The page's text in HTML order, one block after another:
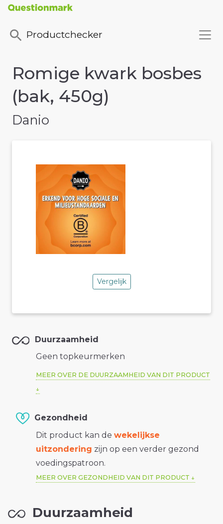
Productchecker
Romige kwark bosbes
(bak, 450g)
Danio
Vergelijk
Duurzaamheid
Geen topkeurmerken
MEER OVER DE DUURZAAMHEID VAN DIT PRODUCT
Gezondheid
Dit product kan de wekelijkse
uitzondering zijn op een verder gezond
voedingspatroon.
MEER OVER GEZONDHEID VAN DIT PRODUCT
Duurzaamheid